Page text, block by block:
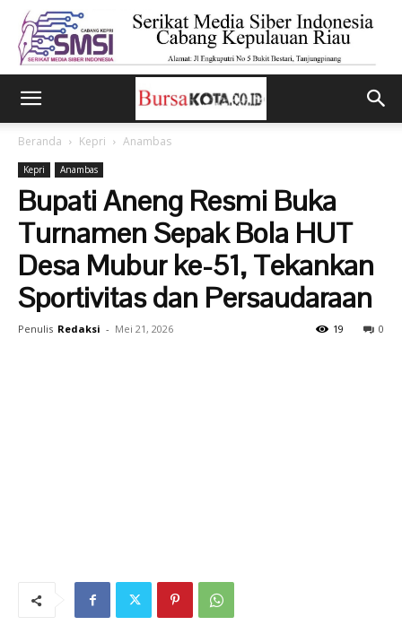
Beranda Kepri Anambas
Kepri Anambas
Bupati Aneng Resmi Buka
Turnamen Sepak Bola HUT
Desa Mubur ke-51, Tekankan
Sportivitas dan Persaudaraan
Penulis Redaksi - Mei 21, 2026 0
19